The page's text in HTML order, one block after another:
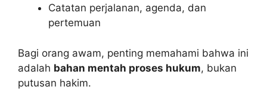
Catatan perjalanan, agenda, dan
pertemuan
Bagi orang awam, penting memahami bahwa ini
adalah bahan mentah proses hukum, bukan
putusan hakim.